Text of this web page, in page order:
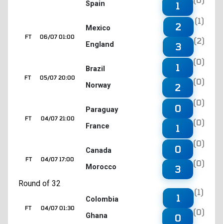
Spain
1
06/07 01:00
FT
Mexico
England
2
(1)
3
(2)
05/07 20:00
FT
Brazil
Norway
1
(0)
2
(0)
04/07 21:00
FT
Paraguay
France
0
(0)
1
(0)
04/07 17:00
FT
Canada
Morocco
0
(0)
3
(0)
Round of 32
04/07 01:30
FT
Colombia
Ghana
1
(1)
0
(0)